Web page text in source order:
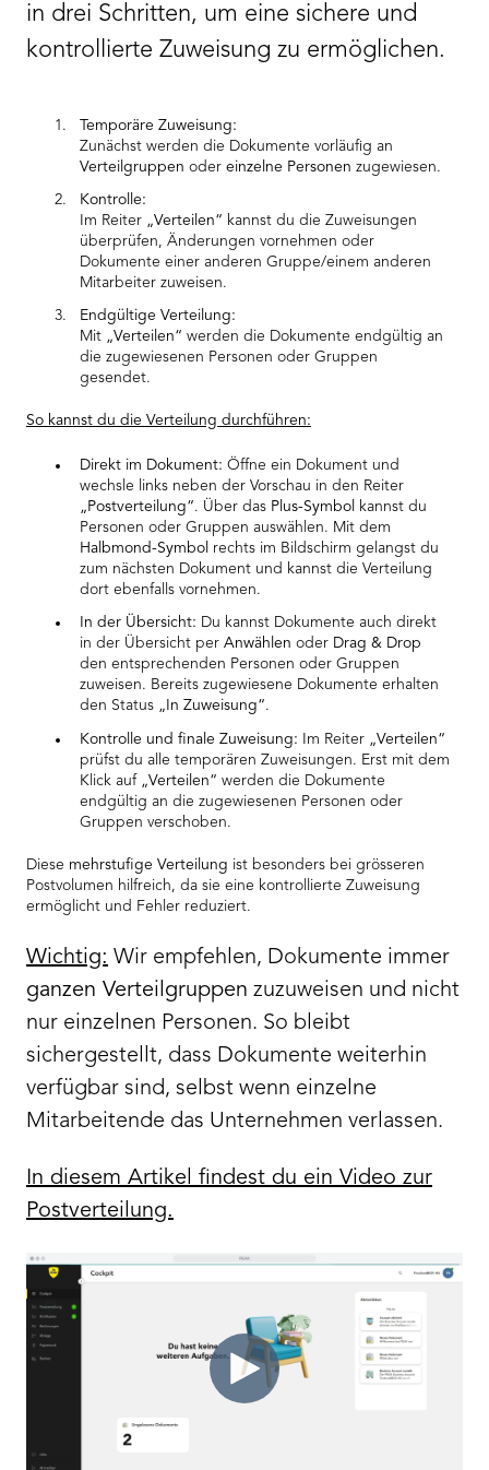
in drei Schritten, um eine sichere und
kontrollierte Zuweisung zu ermöglichen.
Temporäre Zuweisung:
Zunächst werden die Dokumente vorläufig an
Verteilgruppen oder einzelne Personen zugewiesen.
Kontrolle:
Im Reiter „Verteilen“ kannst du die Zuweisungen
überprüfen, Änderungen vornehmen oder
Dokumente einer anderen Gruppe/einem anderen
Mitarbeiter zuweisen.
Endgültige Verteilung:
Mit „Verteilen“ werden die Dokumente endgültig an
die zugewiesenen Personen oder Gruppen
gesendet.
So kannst du die Verteilung durchführen:
Direkt im Dokument: Öffne ein Dokument und
wechsle links neben der Vorschau in den Reiter
„Postverteilung“. Über das Plus-Symbol
kannst du
Personen oder Gruppen auswählen. Mit dem
Halbmond-Symbol rechts im Bildschirm gelangst du
zum nächsten Dokument und kannst die Verteilung
dort ebenfalls vornehmen.
In der Übersicht: Du kannst Dokumente auch direkt
in der Übersicht per Anwählen oder Drag & Drop
den entsprechenden Personen oder Gruppen
zuweisen. Bereits zugewiesene Dokumente erhalten
den Status „In Zuweisung“.
Kontrolle und finale Zuweisung: Im Reiter „Verteilen“
prüfst du alle temporären Zuweisungen. Erst mit dem
Klick auf „Verteilen“ werden die Dokumente
endgültig an die zugewiesenen Personen oder
Gruppen verschoben.
Diese mehrstufige Verteilung ist besonders bei grösseren
Postvolumen hilfreich, da sie eine kontrollierte Zuweisung
ermöglicht und Fehler reduziert.
Wichtig: Wir empfehlen, Dokumente immer
ganzen Verteilgruppen zuzuweisen und nicht
nur einzelnen Personen. So bleibt
sichergestellt, dass Dokumente weiterhin
verfügbar sind, selbst wenn einzelne
Mitarbeitende das Unternehmen verlassen.
In diesem Artikel findest du ein Video zur
Postverteilung.